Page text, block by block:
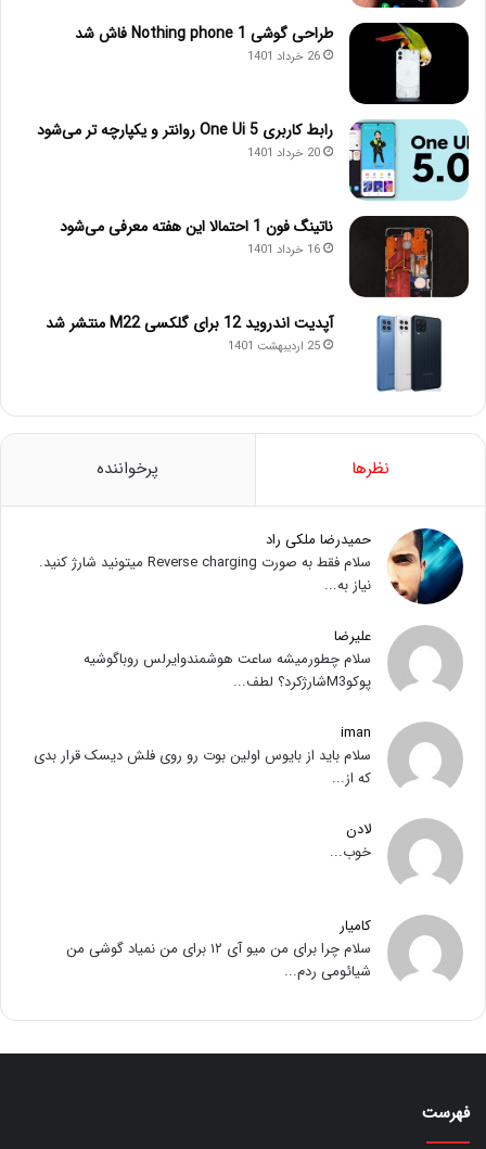
طراحی گوشی Nothing phone 1 فاش شد
26 خرداد 1401
رابط کاربری One Ui 5 روانتر و یکپارچه تر می‌شود
20 خرداد 1401
ناتینگ فون 1 احتمالا این هفته معرفی می‌شود
16 خرداد 1401
آپدیت اندروید 12 برای گلکسی M22 منتشر شد
25 اردیبهشت 1401
نظرها پرخواننده
حمیدرضا ملکی راد
سلام فقط به صورت Reverse charging میتونید شارژ کنید.
نیاز به...
علیرضا
سلام چطورمیشه ساعت هوشمندوایرلس روباگوشیه
پوکوM3شارژکرد؟ لطف...
iman
سلام باید از بایوس اولین بوت رو روی فلش دیسک قرار بدی
که از...
لادن
خوب...
کامیار
سلام چرا برای من میو آی ۱۲ برای من نمیاد گوشی من
شیائومی ردم...
فهرست